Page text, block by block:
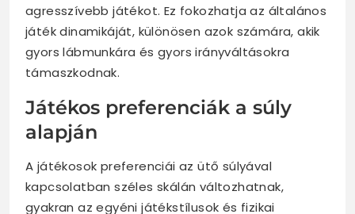
agresszívebb játékot. Ez fokozhatja az általános
játék dinamikáját, különösen azok számára, akik
gyors lábmunkára és gyors irányváltásokra
támaszkodnak.
Játékos preferenciák a súly
alapján
A játékosok preferenciái az ütő súlyával
kapcsolatban széles skálán változhatnak,
gyakran az egyéni játékstílusok és fizikai